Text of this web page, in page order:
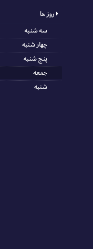
روز ها
سه شنبه
چهار شنبه
پنج شنبه
جمعه
شنبه